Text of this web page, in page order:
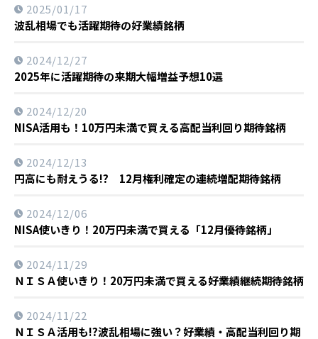
波乱相場でも活躍期待の好業績銘柄
2025/01/17
2025年に活躍期待の来期大幅増益予想10選
2024/12/27
NISA活用も！10万円未満で買える高配当利回り期待銘柄
2024/12/20
円高にも耐えうる!? 12月権利確定の連続増配期待銘柄
2024/12/13
NISA使いきり！20万円未満で買える「12月優待銘柄」
2024/12/06
ＮＩＳＡ使いきり！20万円未満で買える好業績継続期待銘柄
2024/11/29
ＮＩＳＡ活用も!?波乱相場に強い？好業績・高配当利回り期
2024/11/22